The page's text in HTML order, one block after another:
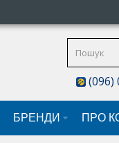
(096)
БРЕНДИ ПРО